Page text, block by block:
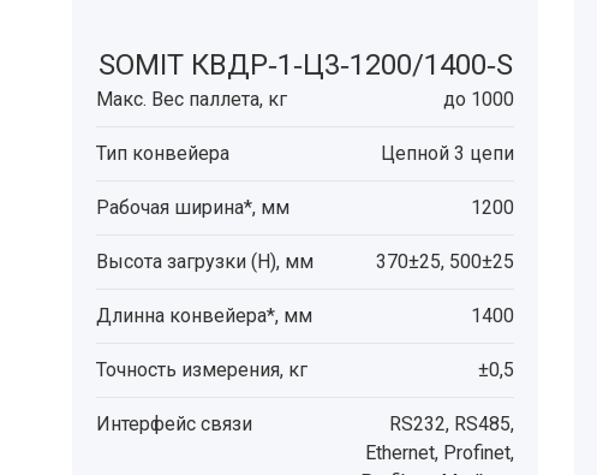
SOMIT КВДР‑1‑Ц3‑1200/1400‑S
Макс. Вес паллета, кг до 1000
Тип конвейера Цепной 3 цепи
Рабочая ширина*, мм 1200
Высота загрузки (H), мм 370±25, 500±25
Длинна конвейера*, мм 1400
Точность измерения, кг ±0,5
Интерфейс связи
RS232, RS485,
Ethernet, Profinet,